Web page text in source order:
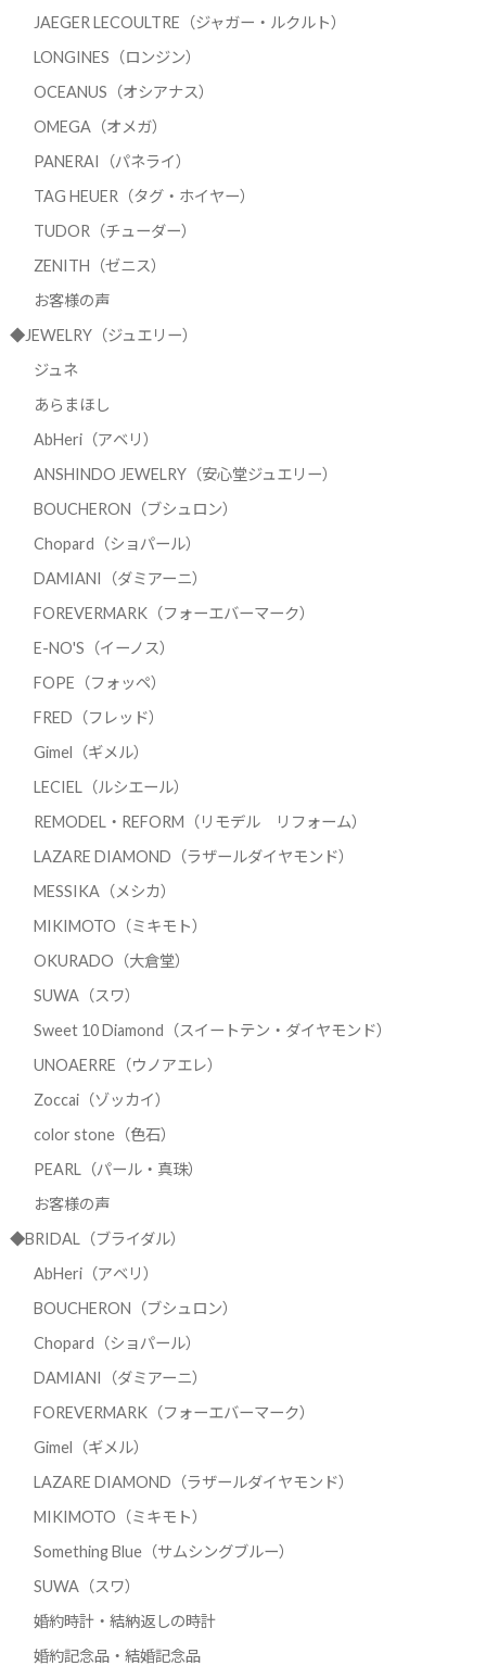
JAEGER LECOULTRE（ジャガー・ルクルト）
LONGINES（ロンジン）
OCEANUS（オシアナス）
OMEGA（オメガ）
PANERAI（パネライ）
TAG HEUER（タグ・ホイヤー）
TUDOR（チューダー）
ZENITH（ゼニス）
お客様の声
◆JEWELRY（ジュエリー）
ジュネ
あらまほし
AbHeri（アベリ）
ANSHINDO JEWELRY（安心堂ジュエリー）
BOUCHERON（ブシュロン）
Chopard（ショパール）
DAMIANI（ダミアーニ）
FOREVERMARK（フォーエバーマーク）
E-NO'S（イーノス）
FOPE（フォッペ）
FRED（フレッド）
Gimel（ギメル）
LECIEL（ルシエール）
REMODEL・REFORM（リモデル リフォーム）
LAZARE DIAMOND（ラザールダイヤモンド）
MESSIKA（メシカ）
MIKIMOTO（ミキモト）
OKURADO（大倉堂）
SUWA（スワ）
Sweet 10 Diamond（スイートテン・ダイヤモンド）
UNOAERRE（ウノアエレ）
Zoccai（ゾッカイ）
color stone（色石）
PEARL（パール・真珠）
お客様の声
◆BRIDAL（ブライダル）
AbHeri（アベリ）
BOUCHERON（ブシュロン）
Chopard（ショパール）
DAMIANI（ダミアーニ）
FOREVERMARK（フォーエバーマーク）
Gimel（ギメル）
LAZARE DIAMOND（ラザールダイヤモンド）
MIKIMOTO（ミキモト）
Something Blue（サムシングブルー）
SUWA（スワ）
婚約時計・結納返しの時計
婚約記念品・結婚記念品